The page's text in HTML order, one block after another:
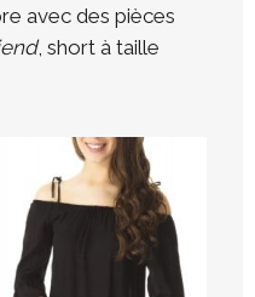
avec des pièces
, short à taille